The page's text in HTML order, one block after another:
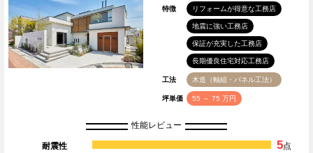
特徴 リフォームが得意な工務店
地震に強い工務店
保証が充実した工務店
長期優良住宅対応工務店
工法 木造（軸組・パネル工法）
坪単価 55 ～ 75 万円
性能レビュー
耐震性 5点